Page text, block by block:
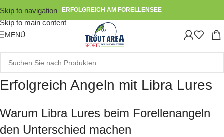
Skip to navigation
Skip to main content
ERFOLGREICH AM FORELLENSEE
MENÜ
Erfolgreich Angeln mit Libra Lures
Warum Libra Lures beim Forellenangeln
den Unterschied machen